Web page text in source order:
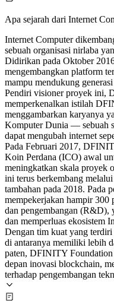
Apa sejarah dari Internet
Internet Computer
sebuah organisasi nirlaba
Didirikan pada Oktober
mengembangkan platform
mampu mendukung
Pendiri visioner proyek ini,
memperkenalkan istilah
menggambarkan karyanya
Komputer Dunia — sebuah
dapat mengubah internet
Pada Februari 2017,
Koin Perdana (ICO) awal
meningkatkan skala proyek
ini terus berkembang
tambahan pada 2018. Pada
mempekerjakan hampir 300
dan pengembangan (R&D),
dan memperluas ekosistem
Dengan tim kuat yang
di antaranya memiliki lebih
paten, DFINITY
depan inovasi blockchain,
terhadap pengembangan